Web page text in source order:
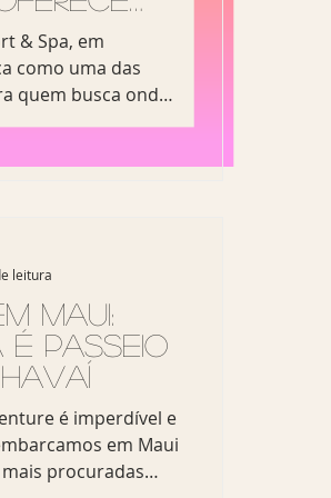
New York
à
& Spa, em
como uma das
quem busca onde
boa infraestrutura
no local para
que traduz
em uma
o ho
Maui:
Passeio
é imperdível e
em Maui
procuradas
leitura